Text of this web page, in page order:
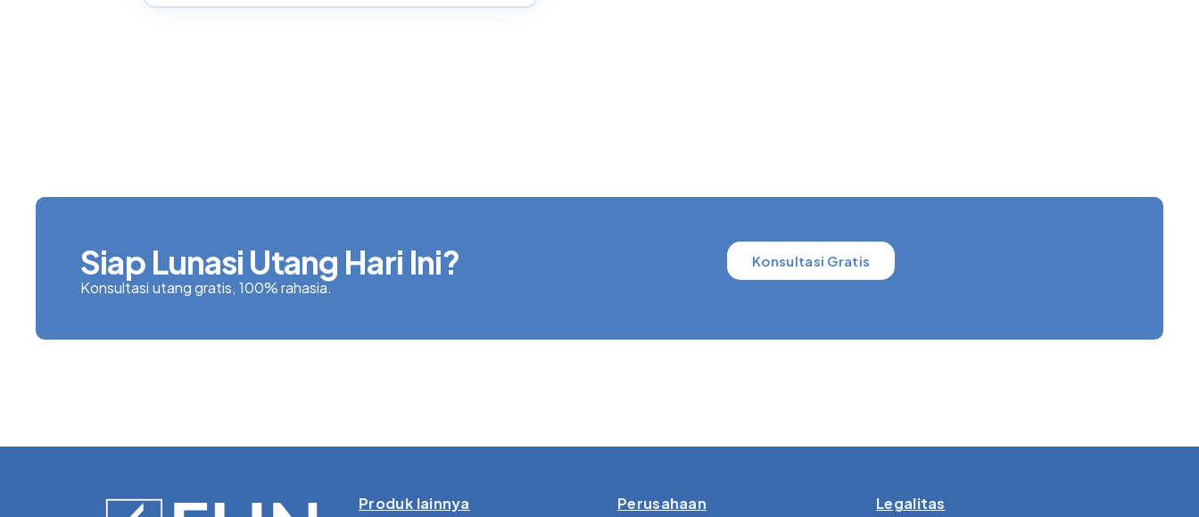
Siap Lunasi Utang Hari Ini?
Konsultasi utang gratis, 100% rahasia.
Konsultasi Gratis
Produk lainnya Perusahaan Legalitas